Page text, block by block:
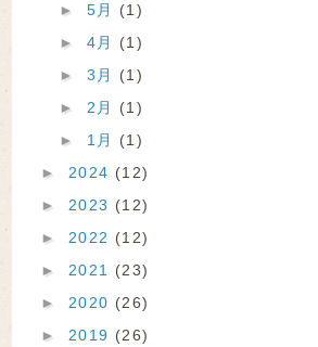
► 5月 (1)
► 4月 (1)
► 3月 (1)
► 2月 (1)
► 1月 (1)
►2024 (12)
►2023 (12)
►2022 (12)
►2021 (23)
►2020 (26)
►2019 (26)